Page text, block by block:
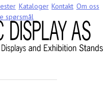
Kataloger Kontakt Om oss
spørsmål